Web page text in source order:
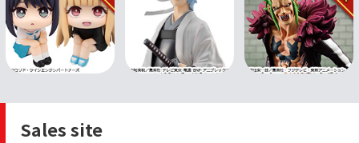
Sales site